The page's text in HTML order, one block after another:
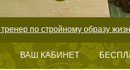
по стройному образу
ВАШ КАБИНЕТ